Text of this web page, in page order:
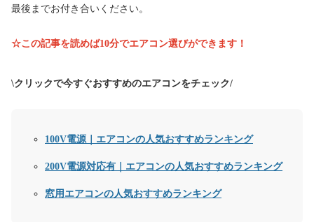
最後までお付き合いください。
☆この記事を読めば10分でエアコン選びができます！
\クリックで今すぐおすすめのエアコンをチェック/
100V電源｜エアコンの人気おすすめランキング
200V電源対応有｜エアコンの人気おすすめランキング
窓用エアコンの人気おすすめランキング